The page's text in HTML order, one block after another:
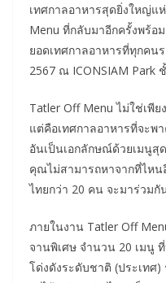
เทศกาลอาหารสุดยิ่งใหญ่แ
Menu ที่กลับมาอีกครั้งพร้อ
ยอดเทศกาลอาหารที่ทุกคน
2567 ณ ICONSIAM Park
Tatler Off Menu ไม่ใช่เพี
แต่คือเทศกาลอาหารที่จะ
อันเป็นเอกลักษณ์ด้วยเมนูสุ
คุณไม่สามารถหาจากที่ไหน
ไทยกว่า 20 คน จะมาร่วมกั
ภายในงาน Tatler Off
จานพิเศษ จำนวน 20 เมนู
โด่งดังระดับชาติ (ประเทศ)